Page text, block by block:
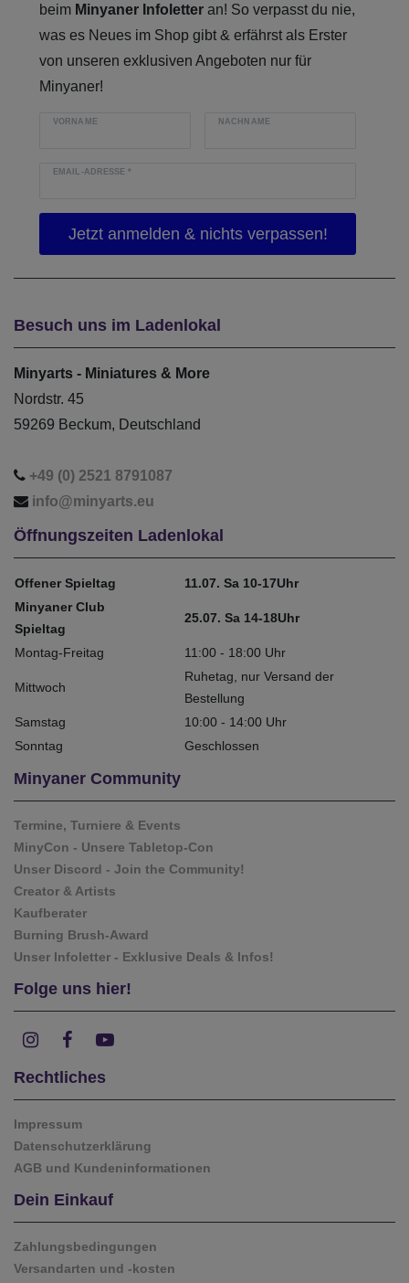
beim Minyaner Infoletter an! So verpasst du nie,
was es Neues im Shop gibt & erfährst als Erster
von unseren exklusiven Angeboten nur für
Minyaner!
VORNAME NACHNAME
EMAIL-ADRESSE*
Besuch uns im Ladenlokal
Minyarts - Miniatures & More
Nordstr. 45
59269 Beckum, Deutschland
+49 (0) 2521 8791087
info@minyarts.eu
Öffnungszeiten Ladenlokal
Offener Spieltag
11.07. Sa 10-17Uhr
Minyaner Club
Spieltag
25.07. Sa 14-18Uhr
Montag-Freitag 11:00 - 18:00 Uhr
Mittwoch
Ruhetag, nur Versand der
Bestellung
Samstag
10:00 - 14:00 Uhr
Sonntag
Geschlossen
Minyaner Community
Termine, Turniere & Events
MinyCon - Unsere Tabletop-Con
Unser Discord - Join the Community!
Creator & Artists
Kaufberater
Burning Brush-Award
Unser Infoletter - Exklusive Deals & Infos!
Folge uns hier!
Rechtliches
Impressum
Datenschutzerklärung
AGB und Kundeninformationen
Dein Einkauf
Zahlungsbedingungen
Versandarten und -kosten